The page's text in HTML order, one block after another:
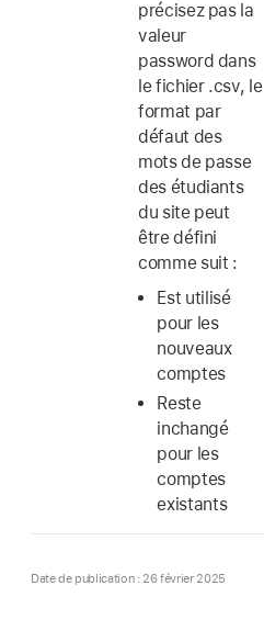
précisez pas la
valeur
password dans
le fichier .csv, le
format par
défaut des
mots de passe
des étudiants
du site peut
être défini
comme suit :
Est utilisé
pour les
nouveaux
comptes
Reste
inchangé
pour les
comptes
existants
Date de publication : 26 février 2025